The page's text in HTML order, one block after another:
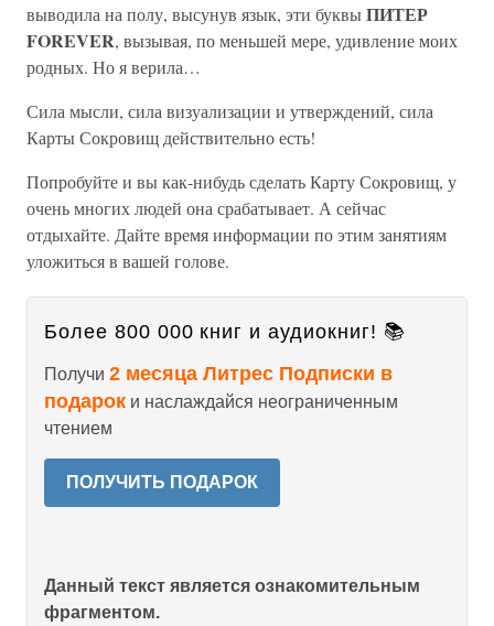
выводила на полу, высунув язык, эти буквыПИТЕР
FOREVER, вызывая, по меньшей мере, удивление моих
родных. Но я верила…
Сила мысли, сила визуализации и утверждений, сила
Карты Сокровищ действительно есть!
Попробуйте и вы как-нибудь сделать Карту Сокровищ, у
очень многих людей она срабатывает. А сейчас
отдыхайте. Дайте время информации по этим занятиям
уложиться в вашей голове.
Более 800 000 книг и аудиокниг! 📚
Получи 2 месяца Литрес Подписки в
подарок и наслаждайся неограниченным
чтением
ПОЛУЧИТЬ ПОДАРОК
Данный текст является ознакомительным
фрагментом.